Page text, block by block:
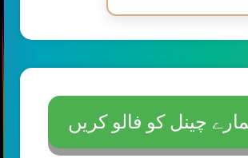
چینل کو فالو کریں